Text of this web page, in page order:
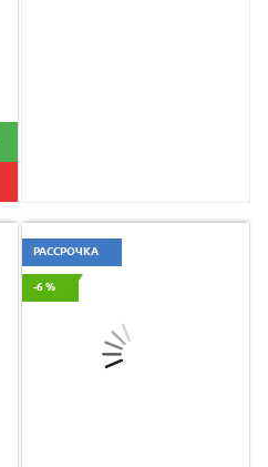
РАССРОЧКА
-6 %